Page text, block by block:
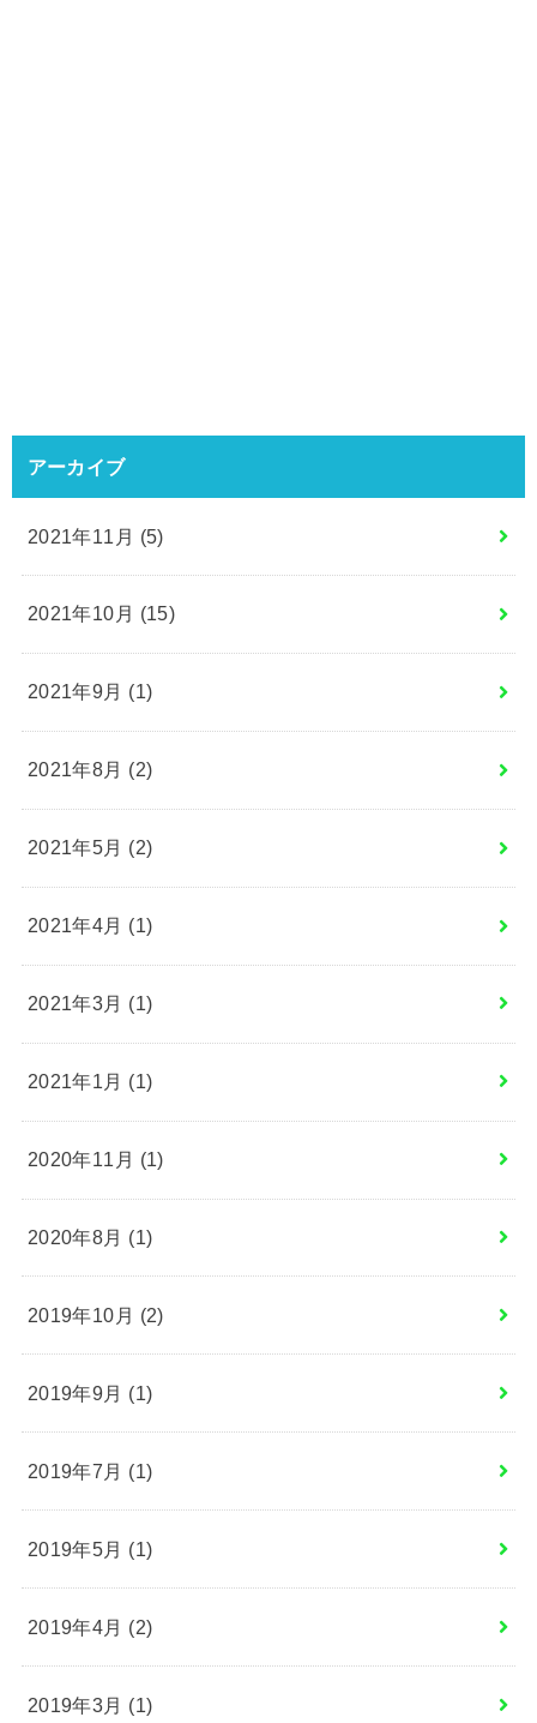
アーカイブ
2021年11月 (5)
2021年10月 (15)
2021年9月 (1)
2021年8月 (2)
2021年5月 (2)
2021年4月 (1)
2021年3月 (1)
2021年1月 (1)
2020年11月 (1)
2020年8月 (1)
2019年10月 (2)
2019年9月 (1)
2019年7月 (1)
2019年5月 (1)
2019年4月 (2)
2019年3月 (1)